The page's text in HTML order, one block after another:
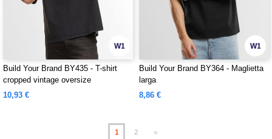
W1
Build Your Brand BY435 - T-shirt
cropped vintage oversize
10,93 €
W1
Build Your Brand BY364 - Maglietta
larga
8,86 €
1 2 »